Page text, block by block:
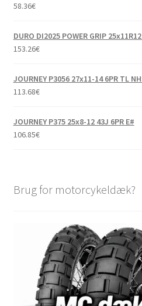
58.36€
DURO DI2025 POWER GRIP
153.26€
JOURNEY P3056 27x11-14 6PR TL
113.68€
JOURNEY P375 25x8-12 43J 6PR E#
106.85€
Brug for motorcykeldæk?